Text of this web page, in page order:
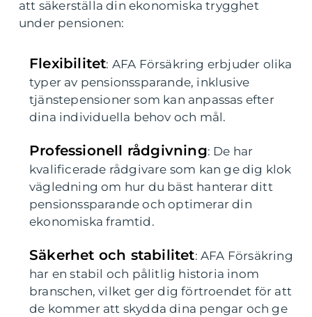
att säkerställa din ekonomiska trygghet
under pensionen:
Flexibilitet: AFA Försäkring erbjuder olika
typer av pensionssparande, inklusive
tjänstepensioner som kan anpassas efter
dina individuella behov och mål.
Professionell rådgivning: De har
kvalificerade rådgivare som kan ge dig klok
vägledning om hur du bäst hanterar ditt
pensionssparande och optimerar din
ekonomiska framtid.
Säkerhet och stabilitet: AFA Försäkring
har en stabil och pålitlig historia inom
branschen, vilket ger dig förtroendet för att
de kommer att skydda dina pengar och ge